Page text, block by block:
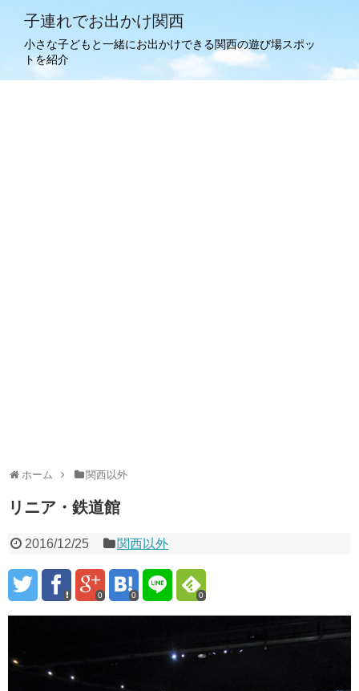
子連れでお出かけ関西
小さな子どもと一緒にお出かけできる関西の遊び場スポッ
トを紹介
ホーム 関西以外
リニア・鉄道館
2016/12/25 関西以外
0 0 0